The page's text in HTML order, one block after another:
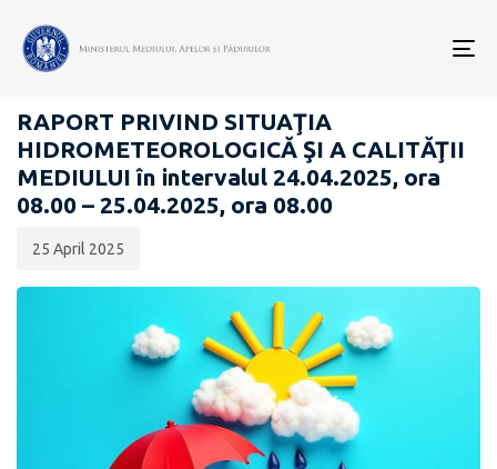
RAPOARTE ZILNICE STAREA MEDIULUI
RAPORT PRIVIND SITUAŢIA
HIDROMETEOROLOGICĂ ŞI A CALITĂŢII
MEDIULUI în intervalul 24.04.2025, ora
08.00 – 25.04.2025, ora 08.00
publicării:
25 April 2025